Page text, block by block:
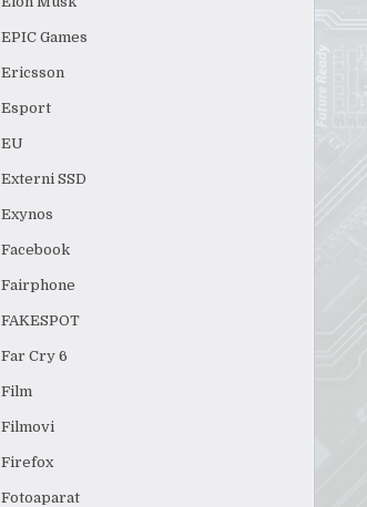
EPIC Games
Ericsson
Esport
EU
Externi SSD
Exynos
Facebook
Fairphone
FAKESPOT
Far Cry 6
Film
Filmovi
Firefox
Fotoaparat